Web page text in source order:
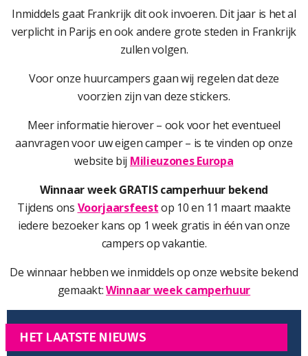
Inmiddels gaat Frankrijk dit ook invoeren. Dit jaar is het al
verplicht in Parijs en ook andere grote steden in Frankrijk
zullen volgen.
Voor onze huurcampers gaan wij regelen dat deze
voorzien zijn van deze stickers.
Meer informatie hierover – ook voor het eventueel
aanvragen voor uw eigen camper – is te vinden op onze
website bij Milieuzones Europa
Winnaar week GRATIS camperhuur bekend
Tijdens ons Voorjaarsfeestop 10 en 11 maart maakte
iedere bezoeker kans op 1 week gratis in één van onze
campers op vakantie.
De winnaar hebben we inmiddels op onze website bekend
gemaakt:Winnaar week camperhuur
HET LAATSTE NIEUWS